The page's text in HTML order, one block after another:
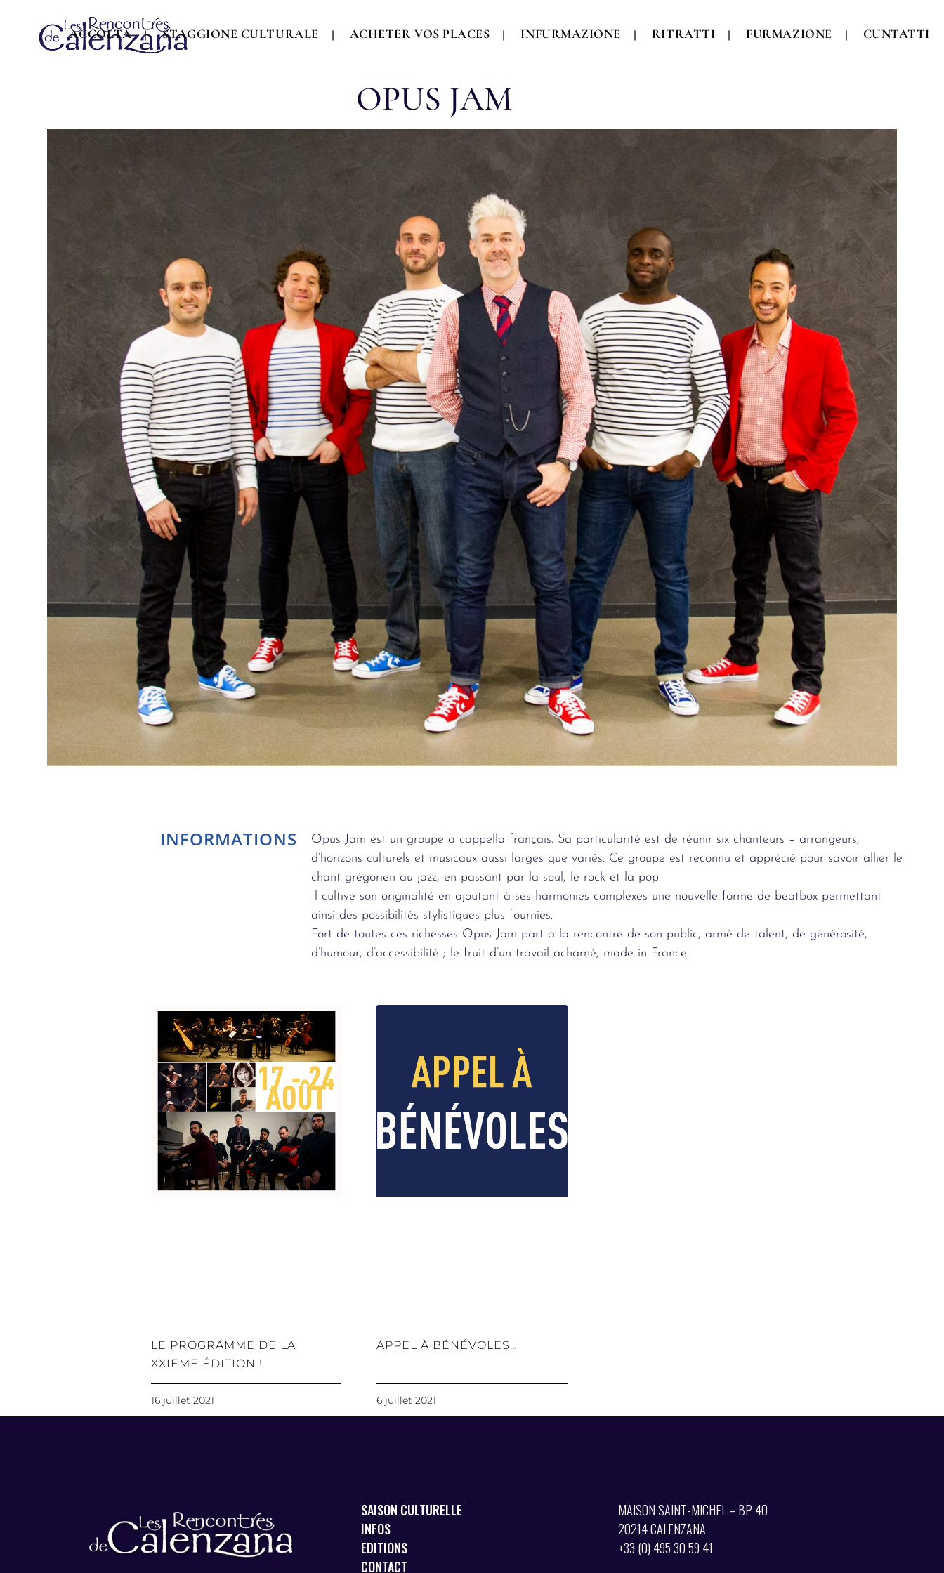
ACCOLTA STAGGIONE CULTURALE ACHETER VOS PLACES INFURMAZIONE RITRATTI FURMAZIONE CUNTATTI
OPUS JAM
INFORMATIONS
Opus Jam est un groupe a cappella français. Sa particularité est de réunir six chanteurs – arrangeurs,
d’horizons culturels et musicaux aussi larges que variés. Ce groupe est reconnu et apprécié pour savoir allier le
chant grégorien au jazz, en passant par la soul, le rock et la pop.
Il cultive son originalité en ajoutant à ses harmonies complexes une nouvelle forme de beatbox permettant
ainsi des possibilités stylistiques plus fournies.
Fort de toutes ces richesses Opus Jam part à la rencontre de son public, armé de talent, de générosité,
d’humour, d’accessibilité ; le fruit d’un travail acharné, made in France.
LE PROGRAMME DE LA
XXIEME ÉDITION !
16 juillet 2021
APPEL À BÉNÉVOLES…
6 juillet 2021
SAISON CULTURELLE
INFOS
EDITIONS
CONTACT
MAISON SAINT-MICHEL – BP 40
20214 CALENZANA
+33 (0) 495 30 59 41